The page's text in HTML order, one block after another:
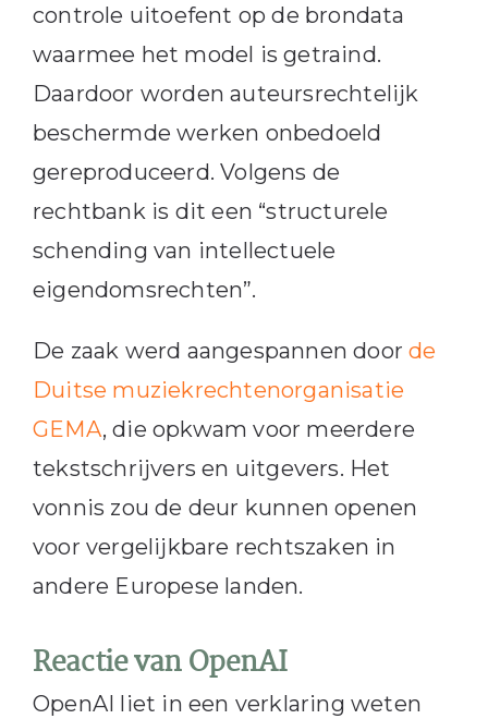
controle uitoefent op de brondata
waarmee het model is getraind.
Daardoor worden auteursrechtelijk
beschermde werken onbedoeld
gereproduceerd. Volgens de
rechtbank is dit een “structurele
schending van intellectuele
eigendomsrechten”.
De zaak werd aangespannen doorde
Duitse muziekrechtenorganisatie
GEMA, die opkwam voor meerdere
tekstschrijvers en uitgevers. Het
vonnis zou de deur kunnen openen
voor vergelijkbare rechtszaken in
andere Europese landen.
Reactie van OpenAI
OpenAI liet in een verklaring weten